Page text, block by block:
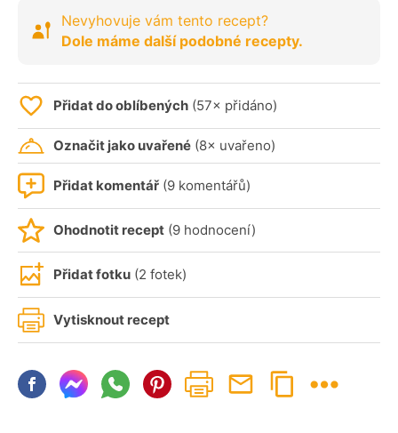
Nevyhovuje vám tento recept?
Dole máme další podobné recepty.
Přidat do oblíbených (57× přidáno)
Označit jako uvařené (8× uvařeno)
Přidat komentář (9 komentářů)
Ohodnotit recept (9 hodnocení)
Přidat fotku (2 fotek)
Vytisknout recept